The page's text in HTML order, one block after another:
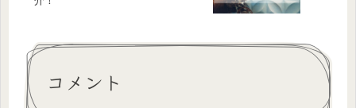
コメント